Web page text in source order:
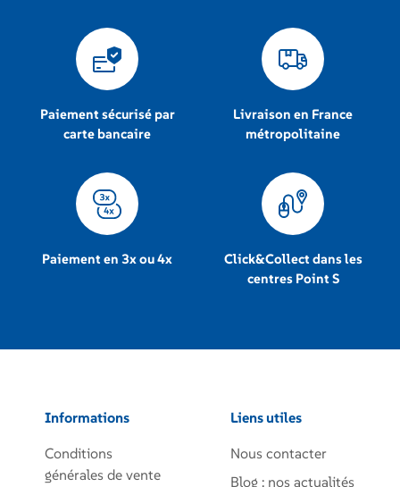
Paiement sécurisé par
carte bancaire
Livraison en France
métropolitaine
Paiement en 3x ou 4x
Click&Collect dans les
centres Point S
Informations
Conditions
générales de vente
Liens utiles
Nous contacter
Blog : nos actualités